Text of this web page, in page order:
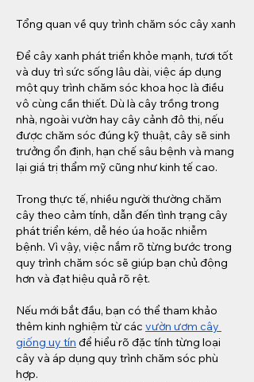
Tổng quan về quy trình chăm sóc cây xanh
Để cây xanh phát triển khỏe mạnh, tươi tốt
và duy trì sức sống lâu dài, việc áp dụng
một quy trình chăm sóc khoa học là điều
vô cùng cần thiết. Dù là cây trồng trong
nhà, ngoài vườn hay cây cảnh đô thị, nếu
được chăm sóc đúng kỹ thuật, cây sẽ sinh
trưởng ổn định, hạn chế sâu bệnh và mang
lại giá trị thẩm mỹ cũng như kinh tế cao.
Trong thực tế, nhiều người thường chăm
cây theo cảm tính, dẫn đến tình trạng cây
phát triển kém, dễ héo úa hoặc nhiễm
bệnh. Vì vậy, việc nắm rõ từng bước trong
quy trình chăm sóc sẽ giúp bạn chủ động
hơn và đạt hiệu quả rõ rệt.
Nếu mới bắt đầu, bạn có thể tham khảo
thêm kinh nghiệm từ các vườn ươm cây
giống uy tín để hiểu rõ đặc tính từng loại
cây và áp dụng quy trình chăm sóc phù
hợp.